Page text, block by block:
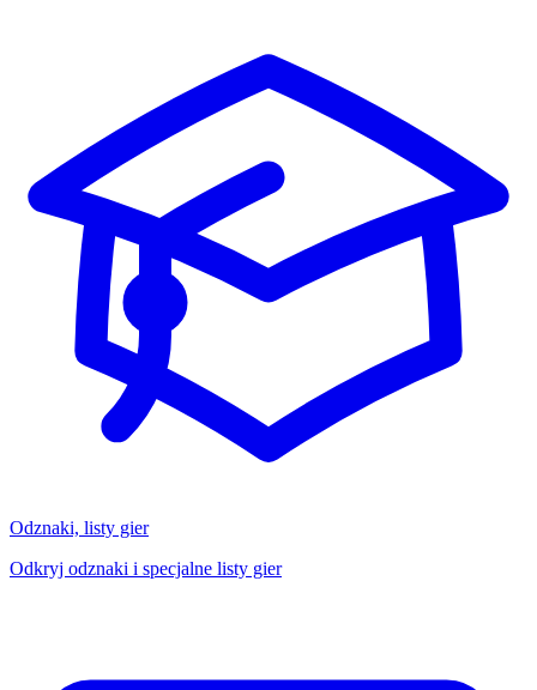
Odznaki, listy gier
Odkryj odznaki i specjalne listy gier